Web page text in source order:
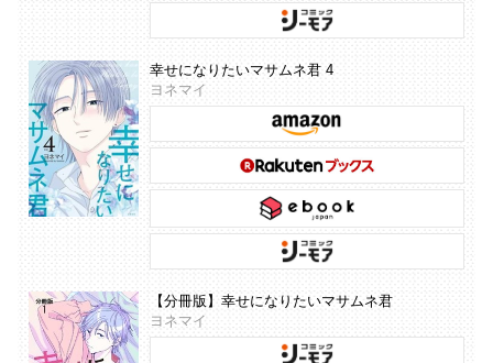
幸せになりたいマサムネ君 4
ヨネマイ
【分冊版】幸せになりたいマサムネ君
ヨネマイ